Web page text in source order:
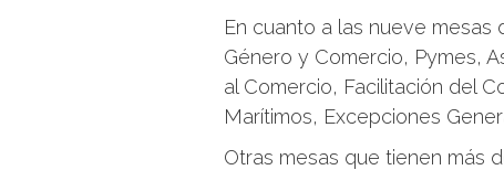
En cuanto a las nueve
Género y Comercio, Pymes,
al Comercio, Facilitación del
Marítimos, Excepciones
Otras mesas que tienen más